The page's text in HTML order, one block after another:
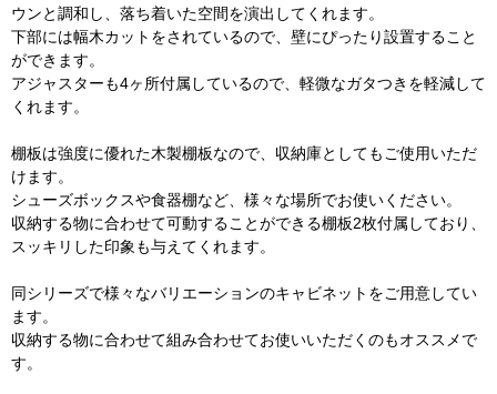
ウンと調和し、落ち着いた空間を演出してくれます。
下部には幅木カットをされているので、壁にぴったり設置すること
ができます。
アジャスターも4ヶ所付属しているので、軽微なガタつきを軽減して
くれます。
棚板は強度に優れた木製棚板なので、収納庫としてもご使用いただ
けます。
シューズボックスや食器棚など、様々な場所でお使いください。
収納する物に合わせて可動することができる棚板2枚付属しており、
スッキリした印象も与えてくれます。
同シリーズで様々なバリエーションのキャビネットをご用意してい
ます。
収納する物に合わせて組み合わせてお使いいただくのもオススメで
す。